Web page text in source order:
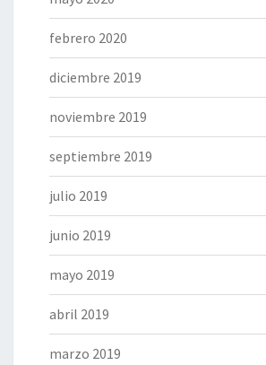
febrero 2020
diciembre 2019
noviembre 2019
septiembre 2019
julio 2019
junio 2019
mayo 2019
abril 2019
marzo 2019